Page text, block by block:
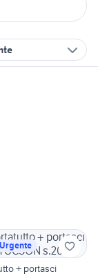
Urgente
+ portasci